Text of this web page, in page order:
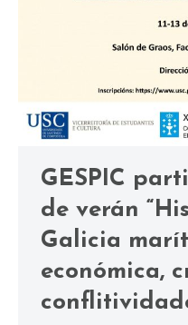
GESPIC
de verán
Galicia
económica,